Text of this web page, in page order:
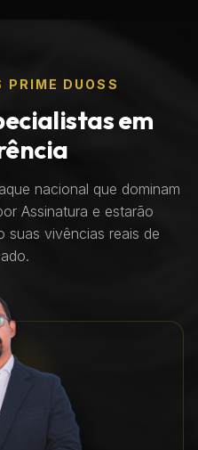
PRIME DUOSS
em
nacional que dominam
Assinatura e estarão
suas vivências reais de